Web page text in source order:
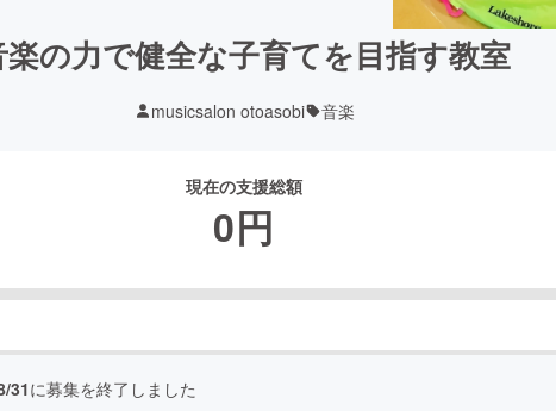
楽の力で健全な子育てを目指す教室
musicsalon otoasobi 音楽
現在の支援総額
0円
31に募集を終了しました